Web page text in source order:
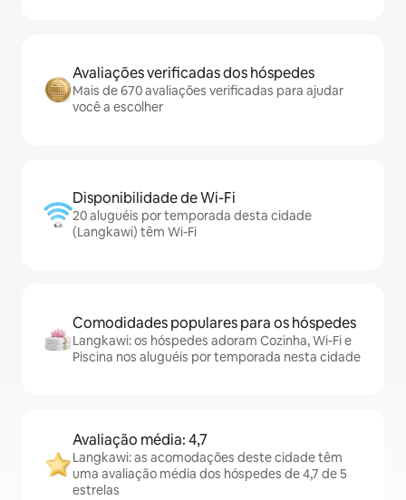
Avaliações verificadas dos hóspedes
Mais de 670 avaliações verificadas para ajudar
você a escolher
Disponibilidade de Wi-Fi
20 aluguéis por temporada desta cidade
(Langkawi) têm Wi-Fi
Comodidades populares para os hóspedes
Langkawi: os hóspedes adoram Cozinha, Wi-Fi e
Piscina nos aluguéis por temporada nesta cidade
Avaliação média: 4,7
Langkawi: as acomodações deste cidade têm
uma avaliação média dos hóspedes de 4,7 de 5
estrelas